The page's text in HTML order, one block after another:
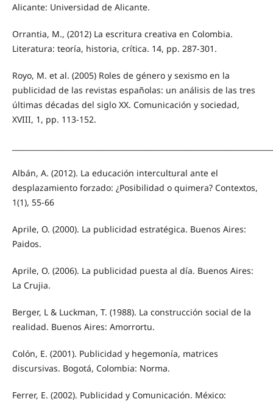
Alicante: Universidad de Alicante.
Orrantia, M., (2012) La escritura creativa en Colombia.
Literatura: teoría, historia, crítica. 14, pp. 287-301.
Royo, M. et al. (2005) Roles de género y sexismo en la
publicidad de las revistas españolas: un análisis de las tres
últimas décadas del siglo XX. Comunicación y sociedad,
XVIII, 1, pp. 113-152.
Albán, A. (2012). La educación intercultural ante el
desplazamiento forzado: ¿Posibilidad o quimera? Contextos,
1(1), 55-66
Aprile, O. (2000). La publicidad estratégica. Buenos Aires:
Paidos.
Aprile, O. (2006). La publicidad puesta al día. Buenos Aires:
La Crujia.
Berger, L & Luckman, T. (1988). La construcción social de la
realidad. Buenos Aires: Amorrortu.
Colón, E. (2001). Publicidad y hegemonía, matrices
discursivas. Bogotá, Colombia: Norma.
Ferrer, E. (2002). Publicidad y Comunicación. México: